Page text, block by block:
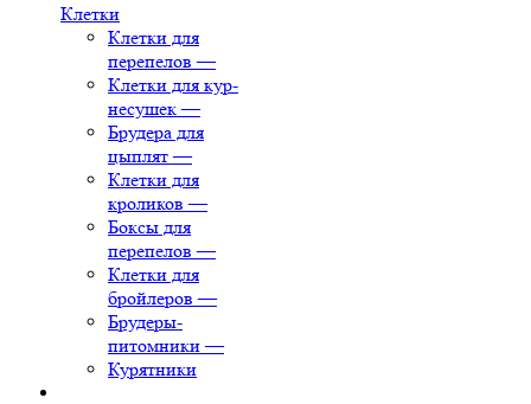
Клетки
Клетки для
перепелов —
Клетки для кур-
несушек —
Брудера для
цыплят —
Клетки для
кроликов —
Боксы для
перепелов —
Клетки для
бройлеров —
Брудеры-
питомники —
Курятники